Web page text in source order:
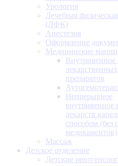
Урология
Лечебная
(ЛФК)
Анестезия
Оформление
Медицинские
Внутривенное
лекарственных
препаратов
Непрерывное
внутривенное
лекарств
способом (без
медикаментов)
Массаж
Детское отделение
Детские